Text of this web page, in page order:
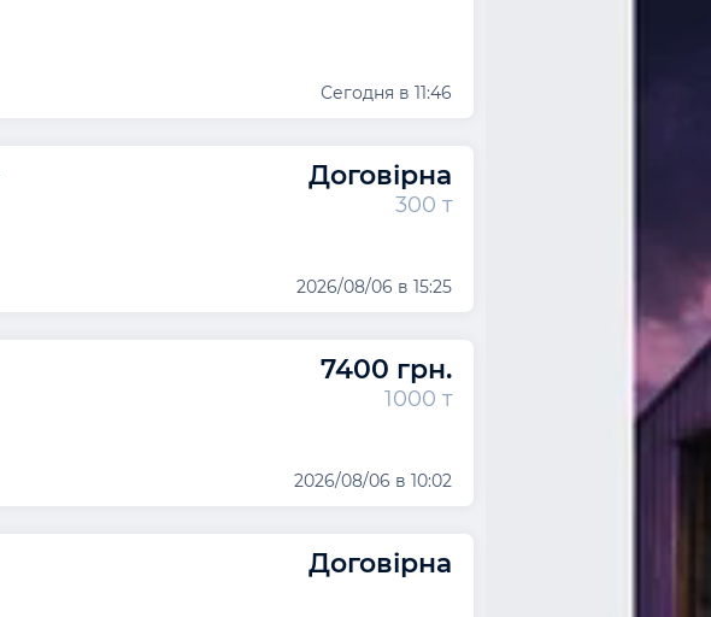
Сегодня в 11:46
Договірна
300 т
2026/08/06 в 15:25
7400 грн.
1000 т
2026/08/06 в 10:02
Договірна